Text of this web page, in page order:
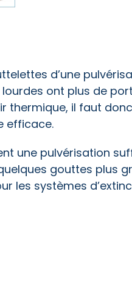
d’une
ont plus de
il faut
efficace.
une pulvérisation
gouttes plus
les systèmes